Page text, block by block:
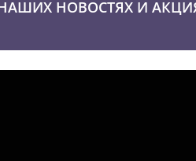
НОВОСТЯХ И